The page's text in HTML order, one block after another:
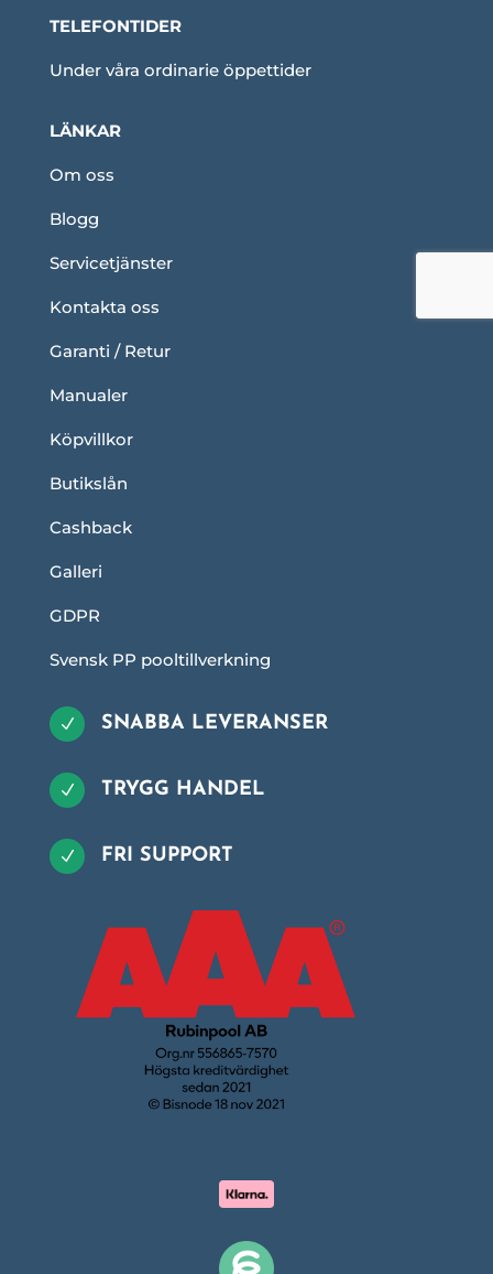
TELEFONTIDER
Under våra ordinarie öppettider
LÄNKAR
Om oss
Blogg
Servicetjänster
Kontakta oss
Garanti / Retur
Manualer
Köpvillkor
Butikslån
Cashback
Galleri
GDPR
Svensk PP pooltillverkning
N SNABBA LEVERANSER
N TRYGG HANDEL
N FRI SUPPORT